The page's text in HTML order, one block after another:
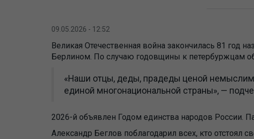
09.05.2026 - 12:52
Великая Отечественная война закончилась 81 год
Берлином. По случаю годовщины к петербуржцам
«Наши отцы, деды, прадеды ценой
единой многонациональной страны», —
2026-й объявлен Годом единства народов России.
Александр Беглов поблагодарил всех, кто отстоял